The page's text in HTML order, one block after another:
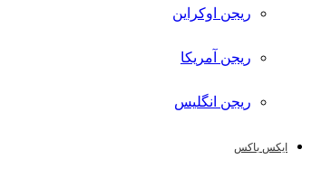
ریجن اوکراین
ریجن آمریکا
ریجن انگلیس
ایکس باکس